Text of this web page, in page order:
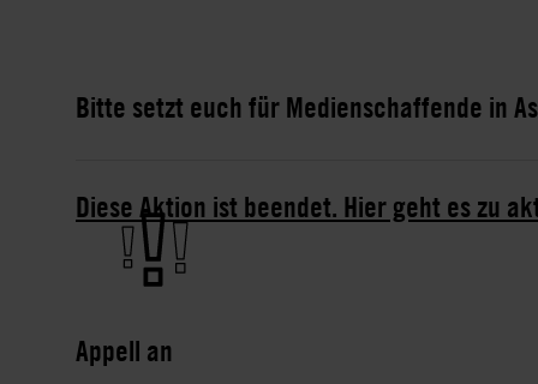
Bitte setzt euch für Medienschaffende in
Diese Aktion ist beendet. Hier geht es zu
Appell an